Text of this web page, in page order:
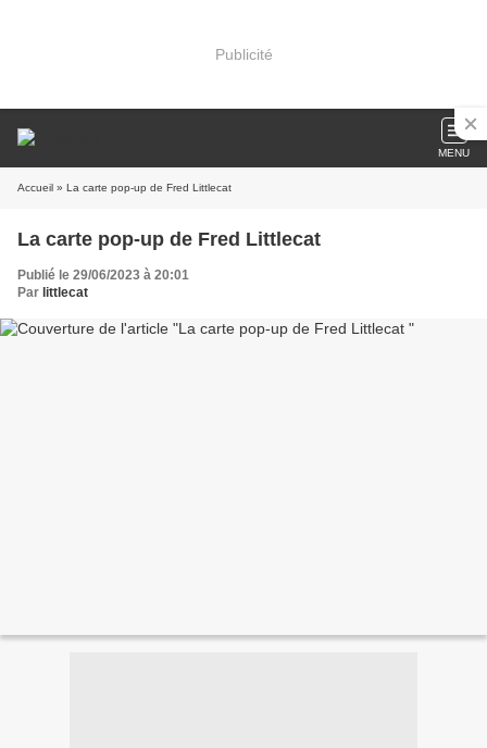
Publicité
MENU
Accueil » La carte pop-up de Fred Littlecat
La carte pop-up de Fred Littlecat
Publié le 29/06/2023 à 20:01
Par littlecat